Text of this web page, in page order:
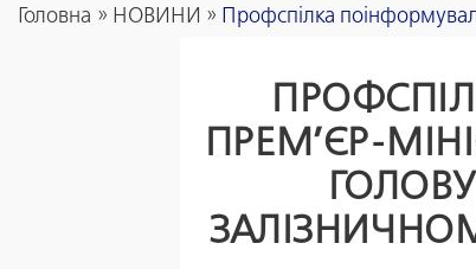
Головна » НОВИНИ » Профспілка
ПРЕМ’ЄР-